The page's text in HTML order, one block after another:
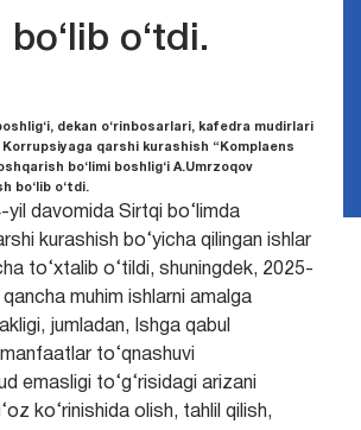
bo‘lib o‘tdi.
dekan o‘rinbosarlari, kafedra mudirlari
qarshi kurashish “Komplaens
bo‘limi boshlig‘i A.Umrzoqov
bo‘lib o‘tdi.
yil davomida Sirtqi bo‘limda
kurashish bo‘yicha qilingan ishlar
to‘xtalib o‘tildi, shuningdek, 2025-
muhim ishlarni amalga
jumladan, Ishga qabul
to‘qnashuvi
emasligi to‘g‘risidagi arizani
ko‘rinishida olish, tahlil qilish,